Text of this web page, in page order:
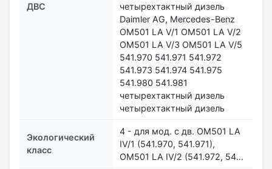
ДВС
четырехтактный дизель
Daimler AG, Mercedes-Benz
OM501 LA V/1 OM501 LA V/2
OM501 LA V/3 OM501 LA V/5
541.970 541.971 541.972
541.973 541.974 541.975
541.980 541.981
четырехтактный дизель
четырехтактный дизель
Экологический
класс
4 - для мод. с дв. OM501 LA
IV/1 (541.970, 541.971),
OM501 LA IV/2 (541.972, 54…